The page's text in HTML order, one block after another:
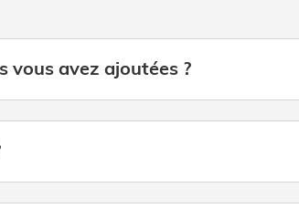
vous avez ajoutées ?